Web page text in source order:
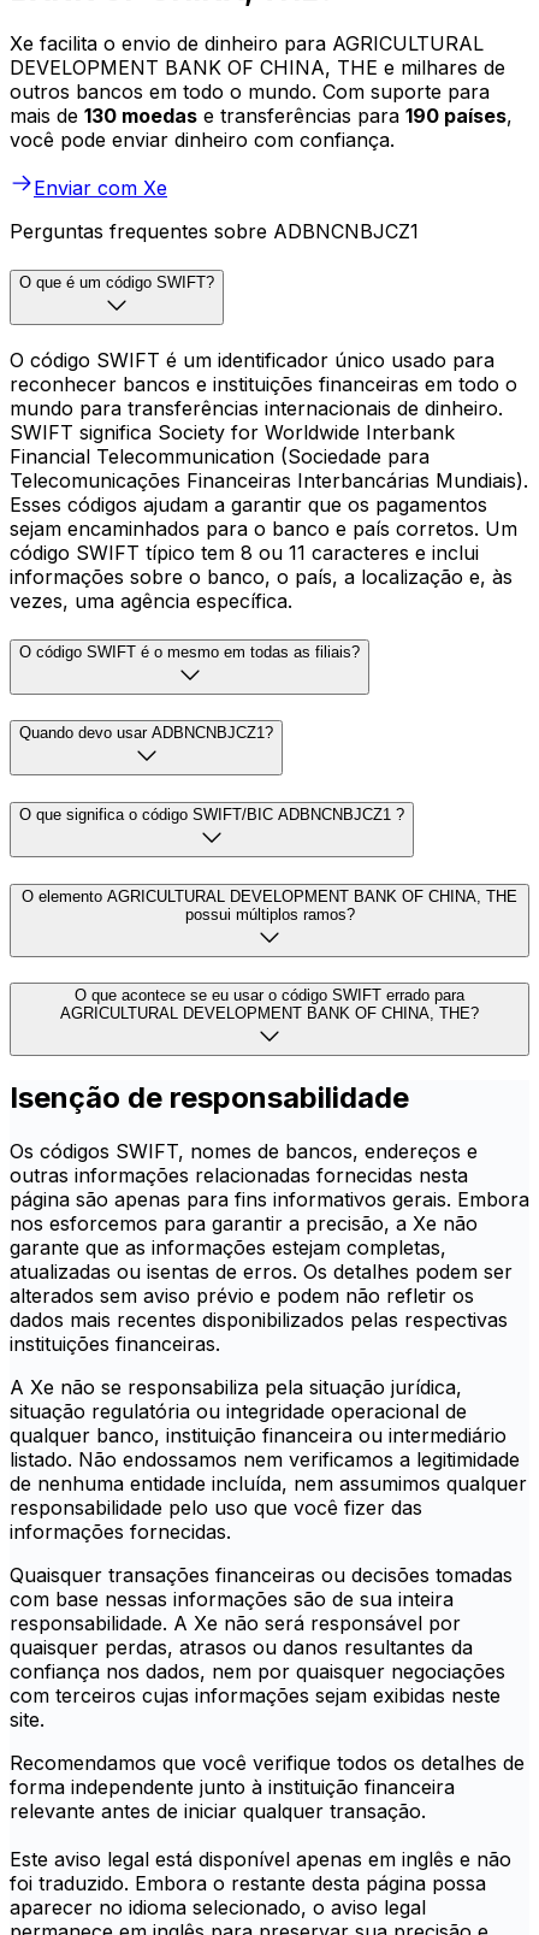
Xe facilita o envio de dinheiro para AGRICULTURAL
DEVELOPMENT BANK OF CHINA, THE e milhares de
outros bancos em todo o mundo. Com suporte para
mais de 130 moedas e transferências para 190 países,
você pode enviar dinheiro com confiança.
Enviar com Xe
Perguntas frequentes sobre ADBNCNBJCZ1
O que é um código SWIFT?
O código SWIFT é um identificador único usado para
reconhecer bancos e instituições financeiras em todo o
mundo para transferências internacionais de dinheiro.
SWIFT significa Society for Worldwide Interbank
Financial Telecommunication (Sociedade para
Telecomunicações Financeiras Interbancárias Mundiais).
Esses códigos ajudam a garantir que os pagamentos
sejam encaminhados para o banco e país corretos. Um
código SWIFT típico tem 8 ou 11 caracteres e inclui
informações sobre o banco, o país, a localização e, às
vezes, uma agência específica.
O código SWIFT é o mesmo em todas as filiais?
Quando devo usar ADBNCNBJCZ1?
O que significa o código SWIFT/BIC ADBNCNBJCZ1 ?
O elemento AGRICULTURAL DEVELOPMENT BANK OF CHINA, THE
possui múltiplos ramos?
O que acontece se eu usar o código SWIFT errado para
AGRICULTURAL DEVELOPMENT BANK OF CHINA, THE?
Isenção de responsabilidade
Os códigos SWIFT, nomes de bancos, endereços e
outras informações relacionadas fornecidas nesta
página são apenas para fins informativos gerais. Embora
nos esforcemos para garantir a precisão, a Xe não
garante que as informações estejam completas,
atualizadas ou isentas de erros. Os detalhes podem ser
alterados sem aviso prévio e podem não refletir os
dados mais recentes disponibilizados pelas respectivas
instituições financeiras.
A Xe não se responsabiliza pela situação jurídica,
situação regulatória ou integridade operacional de
qualquer banco, instituição financeira ou intermediário
listado. Não endossamos nem verificamos a legitimidade
de nenhuma entidade incluída, nem assumimos qualquer
responsabilidade pelo uso que você fizer das
informações fornecidas.
Quaisquer transações financeiras ou decisões tomadas
com base nessas informações são de sua inteira
responsabilidade. A Xe não será responsável por
quaisquer perdas, atrasos ou danos resultantes da
confiança nos dados, nem por quaisquer negociações
com terceiros cujas informações sejam exibidas neste
site.
Recomendamos que você verifique todos os detalhes de
forma independente junto à instituição financeira
relevante antes de iniciar qualquer transação.
Este aviso legal está disponível apenas em inglês e não
foi traduzido. Embora o restante desta página possa
aparecer no idioma selecionado, o aviso legal